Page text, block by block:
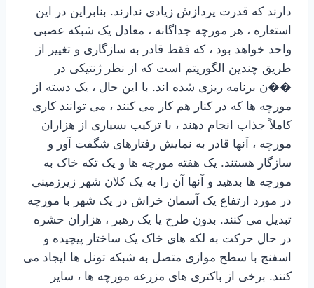
دارند که قدرت پردازش زیادی ندارند. بنابراین در این
استعاره ، هر مورچه جداگانه ، معادل یک شبکه عصبی
واحد خواهد بود ، که فقط قادر به سازگاری و تغییر از
طریق چندین الگوریتم است که از نظر ژنتیکی در
��ن برنامه ریزی شده اند. با این حال ، یک دسته از
مورچه ها که در کنار هم کار می کنند ، می توانند کاری
کاملاً جذاب انجام دهند ، با ترکیب بسیاری از هزاران
مورچه ، آنها قادر به نمایش رفتارهای شگفت آور و
سازگار هستند. یک هفته مورچه ها و یک تکه خاک به
مورچه ها بدهید و آنها آن را به یک کلان شهر زیرزمینی
در مورد ارتفاع یک آسمان خراش در یک شهر با مورچه
تبدیل می کنند. بدون طرح یا یک رهبر ، هزاران حشره
در حال حرکت به لکه های خاک یک ساختار پیچیده و
اسفنج با سطح موازی متصل به شبکه تونل ها ایجاد می
کنند. برخی از باکتری های مزرعه مورچه ها ، سایر